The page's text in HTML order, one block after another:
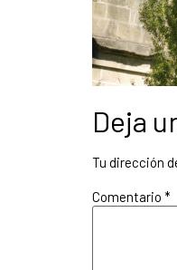
Deja
Tu dirección
Comentario *